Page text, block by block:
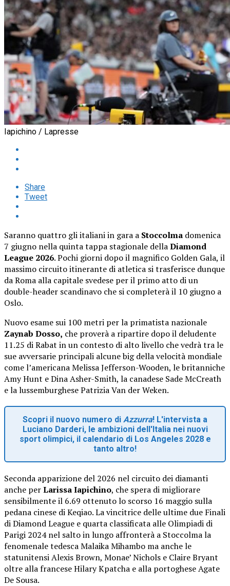
Iapichino / Lapresse
Share
Tweet
Saranno quattro gli italiani in gara a Stoccolma domenica
7 giugno nella quinta tappa stagionale dellaDiamond
League 2026. Pochi giorni dopo il magnifico Golden Gala, il
massimo circuito itinerante di atletica si trasferisce dunque
da Roma alla capitale svedese per il primo atto di un
double-header scandinavo che si completerà il 10 giugno a
Oslo.
Nuovo esame sui 100 metri per la primatista nazionale
Zaynab Dosso, che proverà a ripartire dopo il deludente
11.25 di Rabat in un contesto di alto livello che vedrà tra le
sue avversarie principali alcune big della velocità mondiale
come l’americana Melissa Jefferson-Wooden, le britanniche
Amy Hunt e Dina Asher-Smith, la canadese Sade McCreath
e la lussemburghese Patrizia Van der Weken.
Scopri il nuovo numero di Azzurra! L'intervista a
Luciano Darderi, le ambizioni dell'Italia nei nuovi
sport olimpici, il calendario di Los Angeles 2028 e
tanto altro!
Seconda apparizione del 2026 nel circuito dei diamanti
anche perLarissa Iapichino, che spera di migliorare
sensibilmente il 6.69 ottenuto lo scorso 16 maggio sulla
pedana cinese di Keqiao. La vincitrice delle ultime due Finali
di Diamond League e quarta classificata alle Olimpiadi di
Parigi 2024 nel salto in lungo affronterà a Stoccolma la
fenomenale tedesca Malaika Mihambo ma anche le
statunitensi Alexis Brown, Monae’ Nichols e Claire Bryant
oltre alla francese Hilary Kpatcha e alla portoghese Agate
De Sousa.